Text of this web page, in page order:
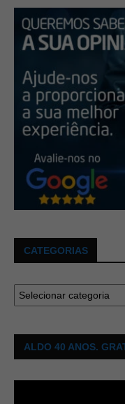
CATEGORIAS
ALDO 40 ANOS.